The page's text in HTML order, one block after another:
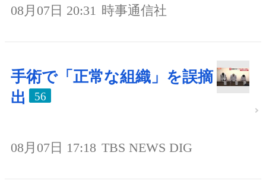
08月07日 20:31 時事通信社
手術で「正常な組織」を誤摘
出
56
08月07日 17:18 TBS NEWS DIG